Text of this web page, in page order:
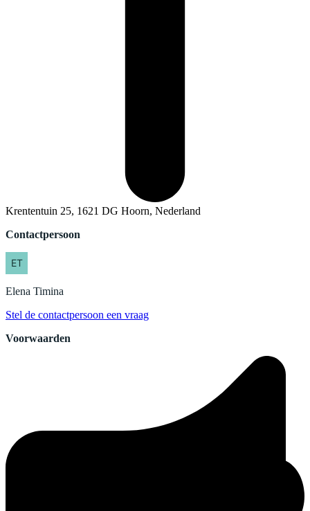
Krententuin 25, 1621 DG Hoorn, Nederland
Contactpersoon
Elena Timina
Stel de contactpersoon een vraag
Voorwaarden